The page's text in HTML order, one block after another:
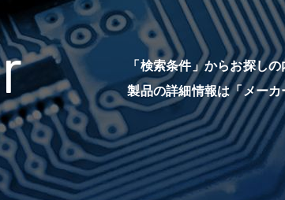
「検索条件」からお探し
製品の詳細情報は「メー